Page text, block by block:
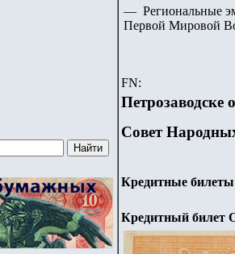
— Региональные
Первой Мировой
FN:
Петрозаводске
Совет
Кредитные
Кредитный билет